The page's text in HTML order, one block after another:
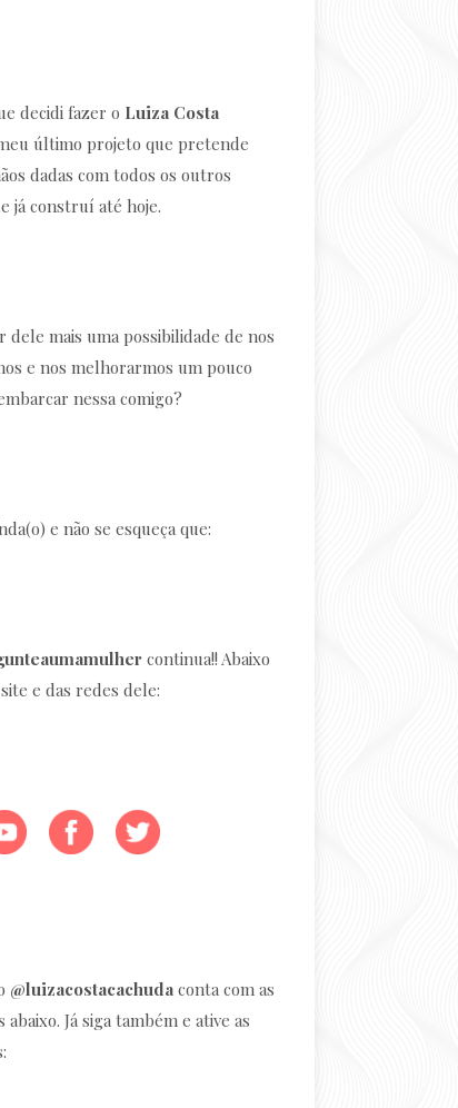
(@pergunteaumamulher)
decidi fazer o Luiza Costa
último projeto que pretende
dadas com todos os outros
já construí até hoje.
dele mais uma possibilidade de nos
e nos melhorarmos um pouco
nessa comigo?
e não se esqueça que:
continua!! Abaixo
e das redes dele:
@luizacostacachuda conta com as
abaixo. Já siga também e ative as